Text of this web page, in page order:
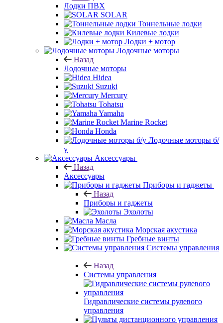
Лодки ПВХ
SOLAR
Тоннельные лодки
Килевые лодки
Лодки + мотор
Лодочные моторы
Назад
Лодочные моторы
Hidea
Suzuki
Mercury
Tohatsu
Yamaha
Marine Rocket
Honda
Лодочные моторы б/
у
Аксессуары
Назад
Аксессуары
Приборы и гаджеты
Назад
Приборы и гаджеты
Эхолоты
Масла
Морская акустика
Гребные винты
Системы управления
Назад
Системы управления
Гидравлические системы рулевого
управления